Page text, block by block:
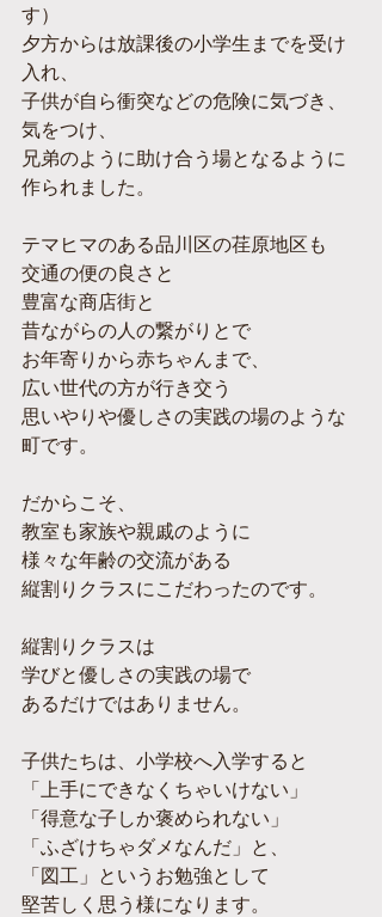
す）
夕方からは放課後の小学生までを受け
入れ、
子供が自ら衝突などの危険に気づき、
気をつけ、
兄弟のように助け合う場となるように
作られました。
テマヒマのある品川区の荏原地区も
交通の便の良さと
豊富な商店街と
昔ながらの人の繋がりとで
お年寄りから赤ちゃんまで、
広い世代の方が行き交う
思いやりや優しさの実践の場のような
町です。
だからこそ、
教室も家族や親戚のように
様々な年齢の交流がある
縦割りクラスにこだわったのです。
縦割りクラスは
学びと優しさの実践の場で
あるだけではありません。
子供たちは、小学校へ入学すると
「上手にできなくちゃいけない」
「得意な子しか褒められない」
「ふざけちゃダメなんだ」と、
「図工」というお勉強として
堅苦しく思う様になります。